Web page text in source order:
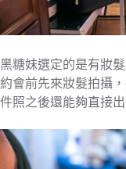
黑糖妹選定的是有妝
約會前先來妝髮拍攝
件照之後還能夠直接